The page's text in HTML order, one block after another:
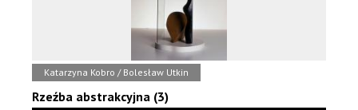
Katarzyna Kobro / Bolesław Utkin
Rzeźba abstrakcyjna (3)